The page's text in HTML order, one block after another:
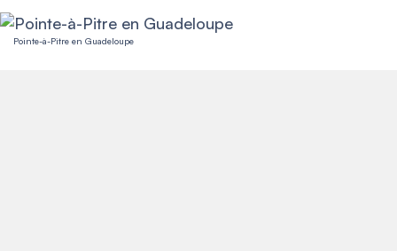
Pointe-à-Pitre en Guadeloupe